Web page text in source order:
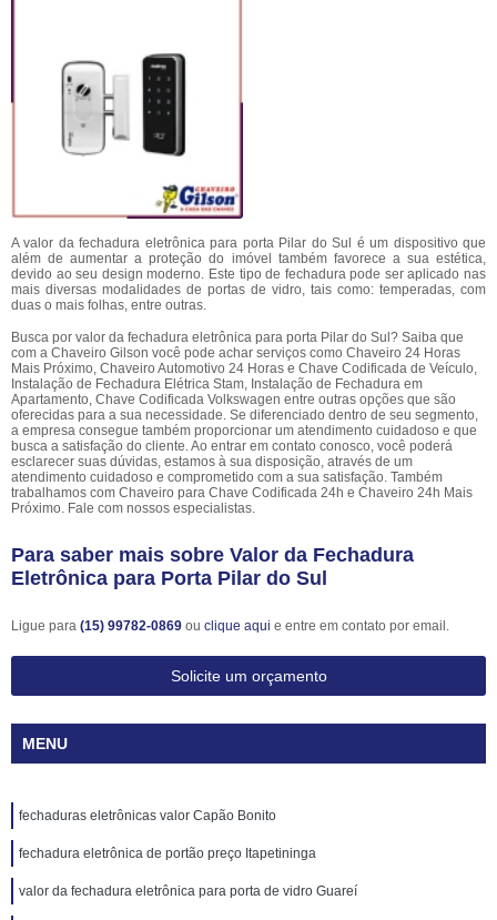
A valor da fechadura eletrônica para porta Pilar do Sul é um dispositivo que
além de aumentar a proteção do imóvel também favorece a sua estética,
devido ao seu design moderno. Este tipo de fechadura pode ser aplicado nas
mais diversas modalidades de portas de vidro, tais como: temperadas, com
duas o mais folhas, entre outras.
Busca por valor da fechadura eletrônica para porta Pilar do Sul? Saiba que
com a Chaveiro Gilson você pode achar serviços como Chaveiro 24 Horas
Mais Próximo, Chaveiro Automotivo 24 Horas e Chave Codificada de Veículo,
Instalação de Fechadura Elétrica Stam, Instalação de Fechadura em
Apartamento, Chave Codificada Volkswagen entre outras opções que são
oferecidas para a sua necessidade. Se diferenciado dentro de seu segmento,
a empresa consegue também proporcionar um atendimento cuidadoso e que
busca a satisfação do cliente. Ao entrar em contato conosco, você poderá
esclarecer suas dúvidas, estamos à sua disposição, através de um
atendimento cuidadoso e comprometido com a sua satisfação. Também
trabalhamos com Chaveiro para Chave Codificada 24h e Chaveiro 24h Mais
Próximo. Fale com nossos especialistas.
Para saber mais sobre Valor da Fechadura
Eletrônica para Porta Pilar do Sul
Ligue para (15) 99782-0869 ou clique aqui e entre em contato por email.
Solicite um orçamento
MENU
fechaduras eletrônicas valor Capão Bonito
fechadura eletrônica de portão preço Itapetininga
valor da fechadura eletrônica para porta de vidro Guareí